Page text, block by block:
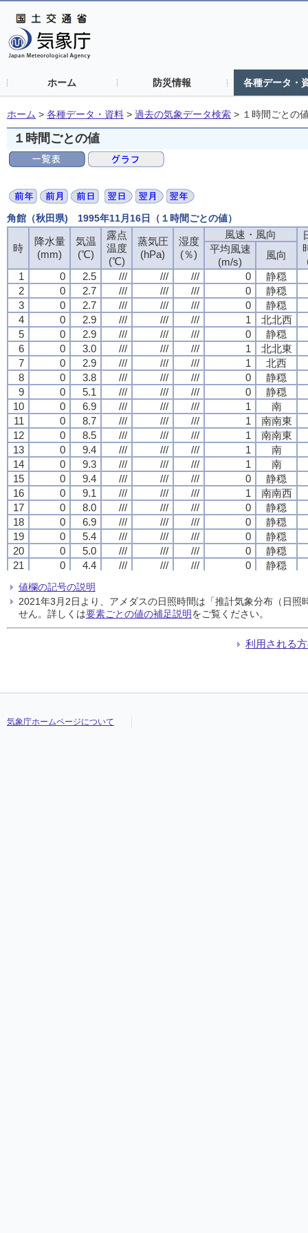
ホーム 防災情報 各種データ・
ホーム > 各種データ・資料 > 過去の気象データ検索 > １時間ごとの
１時間ごとの値
角館（秋田県) 1995年11月16日（１時間ごとの値）
時
降水量
(mm)
気温
(℃)
露点
温度
(℃)
蒸気圧
(hPa)
湿度
(％)
風速・風向
平均風速
(m/s)
風向
1
0 2.5 /// /// /// 0
静穏
2
0 2.7 /// /// /// 0
静穏
3
0 2.7 /// /// /// 0
静穏
4
0 2.9 /// /// /// 1
北北西
5
0 2.9 /// /// /// 0
静穏
6
0 3.0 /// /// /// 1
北北東
7
0 2.9 /// /// /// 1
北西
8
0 3.8 /// /// /// 0
静穏
9
0 5.1 /// /// /// 0
静穏
10
0 6.9 /// /// /// 1
南
11
0 8.7 /// /// /// 1
南南東
12
0 8.5 /// /// /// 1
南南東
13
0 9.4 /// /// /// 1
南
14
0 9.3 /// /// /// 1
南
15
0 9.4 /// /// /// 0
静穏
16
0 9.1 /// /// /// 1
南南西
17
0 8.0 /// /// /// 0
静穏
18
0 6.9 /// /// /// 0
静穏
19
0 5.4 /// /// /// 0
静穏
20
0 5.0 /// /// /// 0
静穏
21
0 4.4 /// /// /// 0
静穏
23
0 4.3
静穏
24
0 4.7 /// /// /// 1 南南東
時
降水量
(mm)
気温
(℃)
露点
温度
(℃)
蒸気圧
(hPa)
湿度
(％)
風速・風向
平均風速
(m/s)
風向
1
0 2.5 /// /// /// 0
静穏
2
0 2.7 /// /// /// 0
静穏
3
0 2.7 /// /// /// 0
静穏
4
0 2.9 /// /// /// 1
北北西
5
0 2.9 /// /// /// 0
静穏
6
0 3.0 /// /// /// 1
北北東
7
0 2.9 /// /// /// 1
北西
8
0 3.8 /// /// /// 0
静穏
9
0 5.1 /// /// /// 0
静穏
10
0 6.9 /// /// /// 1
南
11
0 8.7 /// /// /// 1
南南東
12
0 8.5 /// /// /// 1
南南東
13
0 9.4 /// /// /// 1
南
14
0 9.3 /// /// /// 1
南
15
0 9.4 /// /// /// 0
静穏
16
0 9.1 /// /// /// 1
南南西
17
0 8.0 /// /// /// 0
静穏
18
0 6.9 /// /// /// 0
静穏
19
0 5.4 /// /// /// 0
静穏
20
0 5.0 /// /// /// 0
静穏
21
0 4.4 /// /// /// 0
静穏
23
0 4.3
静穏
24
0 4.7 /// /// /// 1 南南東
時
降水量
(mm)
気温
(℃)
露点
温度
(℃)
蒸気圧
(hPa)
湿度
(％)
風速・風向
平均風速
(m/s)
風向
1
0 2.5 /// /// /// 0
静穏
2
0 2.7 /// /// /// 0
静穏
3
0 2.7 /// /// /// 0
静穏
4
0 2.9 /// /// /// 1
北北西
5
0 2.9 /// /// /// 0
静穏
6
0 3.0 /// /// /// 1
北北東
7
0 2.9 /// /// /// 1
北西
8
0 3.8 /// /// /// 0
静穏
9
0 5.1 /// /// /// 0
静穏
10
0 6.9 /// /// /// 1
南
11
0 8.7 /// /// /// 1
南南東
12
0 8.5 /// /// /// 1
南南東
13
0 9.4 /// /// /// 1
南
14
0 9.3 /// /// /// 1
南
15
0 9.4 /// /// /// 0
静穏
16
0 9.1 /// /// /// 1
南南西
17
0 8.0 /// /// /// 0
静穏
18
0 6.9 /// /// /// 0
静穏
19
0 5.4 /// /// /// 0
静穏
20
0 5.0 /// /// /// 0
静穏
21
0 4.4 /// /// /// 0
静穏
23
0 4.3
静穏
24
0 4.7 /// /// /// 1 南南東
時
降水量
(mm)
気温
(℃)
露点
温度
(℃)
蒸気圧
(hPa)
湿度
(％)
風速・風向
平均風速
(m/s)
風向
1
0 2.5 /// /// /// 0
静穏
2
0 2.7 /// /// /// 0
静穏
3
0 2.7 /// /// /// 0
静穏
4
0 2.9 /// /// /// 1
北北西
5
0 2.9 /// /// /// 0
静穏
6
0 3.0 /// /// /// 1
北北東
7
0 2.9 /// /// /// 1
北西
8
0 3.8 /// /// /// 0
静穏
9
0 5.1 /// /// /// 0
静穏
10
0 6.9 /// /// /// 1
南
11
0 8.7 /// /// /// 1
南南東
12
0 8.5 /// /// /// 1
南南東
13
0 9.4 /// /// /// 1
南
14
0 9.3 /// /// /// 1
南
15
0 9.4 /// /// /// 0
静穏
16
0 9.1 /// /// /// 1
南南西
17
0 8.0 /// /// /// 0
静穏
18
0 6.9 /// /// /// 0
静穏
19
0 5.4 /// /// /// 0
静穏
20
0 5.0 /// /// /// 0
静穏
21
0 4.4 /// /// /// 0
静穏
23
0 4.3
静穏
24
0 4.7 /// /// /// 1 南南東
値欄の記号の説明
2021年3月2日より、アメダスの日照時間は「推計気象分布（日
せん。詳しくは要素ごとの値の補足説明をご覧ください。
利用される
気象庁ホームページについて